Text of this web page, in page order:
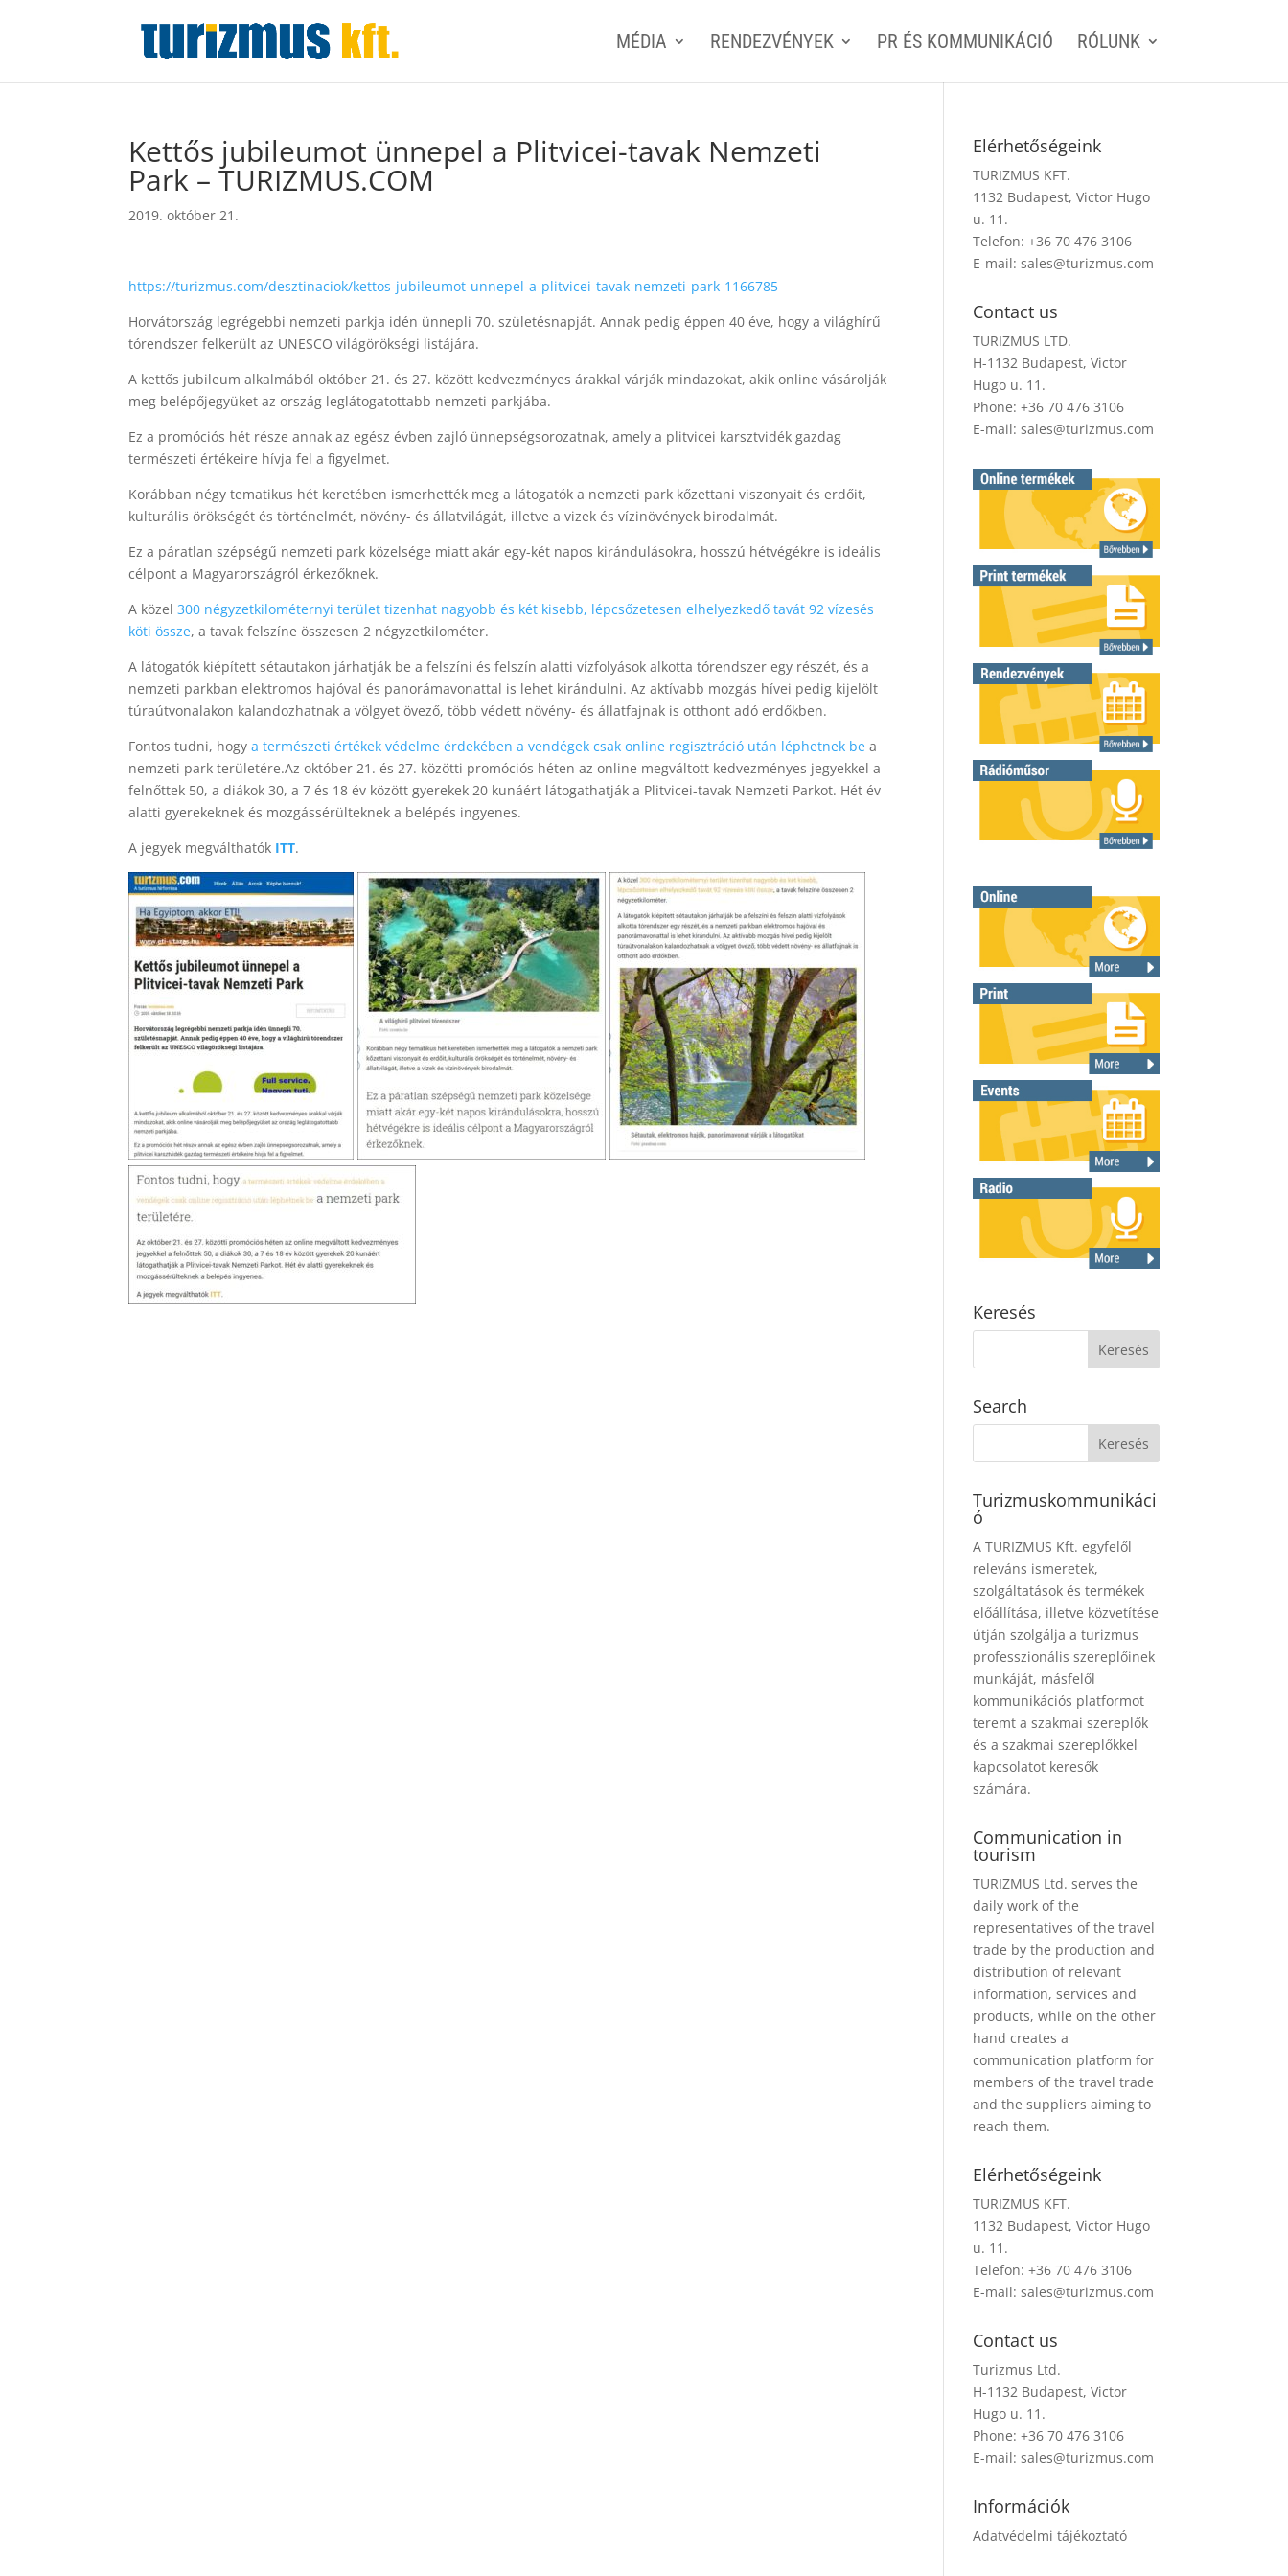
MÉDIA RENDEZVÉNYEK PR ÉS KOMMUNIKÁCIÓ RÓLUNK
Kettős jubileumot ünnepel a Plitvicei-tavak Nemzeti
Park – TURIZMUS.COM
2019. október 21.
https://turizmus.com/desztinaciok/kettos-jubileumot-unnepel-a-plitvicei-tavak-nemzeti-park-1166785
Horvátország legrégebbi nemzeti parkja idén ünnepli 70. születésnapját. Annak pedig éppen 40 éve, hogy a világhírű
tórendszer felkerült az UNESCO világörökségi listájára.
A kettős jubileum alkalmából október 21. és 27. között kedvezményes árakkal várják mindazokat, akik online vásárolják
meg belépőjegyüket az ország leglátogatottabb nemzeti parkjába.
Ez a promóciós hét része annak az egész évben zajló ünnepségsorozatnak, amely a plitvicei karsztvidék gazdag
természeti értékeire hívja fel a figyelmet.
Korábban négy tematikus hét keretében ismerhették meg a látogatók a nemzeti park kőzettani viszonyait és erdőit,
kulturális örökségét és történelmét, növény- és állatvilágát, illetve a vizek és vízinövények birodalmát.
Ez a páratlan szépségű nemzeti park közelsége miatt akár egy-két napos kirándulásokra, hosszú hétvégékre is ideális
célpont a Magyarországról érkezőknek.
A közel300 négyzetkilométernyi terület tizenhat nagyobb és két kisebb, lépcsőzetesen elhelyezkedő tavát 92 vízesés
köti össze, a tavak felszíne összesen 2 négyzetkilométer.
A látogatók kiépített sétautakon járhatják be a felszíni és felszín alatti vízfolyások alkotta tórendszer egy részét, és a
nemzeti parkban elektromos hajóval és panorámavonattal is lehet kirándulni. Az aktívabb mozgás hívei pedig kijelölt
túraútvonalakon kalandozhatnak a völgyet övező, több védett növény- és állatfajnak is otthont adó erdőkben.
Fontos tudni, hogya természeti értékek védelme érdekében a vendégek csak online regisztráció után léphetnek be a
nemzeti park területére.Az október 21. és 27. közötti promóciós héten az online megváltott kedvezményes jegyekkel a
felnőttek 50, a diákok 30, a 7 és 18 év között gyerekek 20 kunáért látogathatják a Plitvicei-tavak Nemzeti Parkot. Hét év
alatti gyerekeknek és mozgássérülteknek a belépés ingyenes.
A jegyek megválthatók ITT.
Elérhetőségeink
TURIZMUS KFT.
1132 Budapest, Victor Hugo
u. 11.
Telefon: +36 70 476 3106
E-mail:sales@turizmus.com
Contact us
TURIZMUS LTD.
H-1132 Budapest, Victor
Hugo u. 11.
Phone: +36 70 476 3106
E-mail:sales@turizmus.com
Keresés
Search
Turizmuskommunikáci
ó
A TURIZMUS Kft. egyfelől
releváns ismeretek,
szolgáltatások és termékek
előállítása, illetve közvetítése
útján szolgálja a turizmus
professzionális szereplőinek
munkáját, másfelől
kommunikációs platformot
teremt a szakmai szereplők
és a szakmai szereplőkkel
kapcsolatot keresők
számára.
Communication in
tourism
TURIZMUS Ltd. serves the
daily work of the
representatives of the travel
trade by the production and
distribution of relevant
information, services and
products, while on the other
hand creates a
communication platform for
members of the travel trade
and the suppliers aiming to
reach them.
Elérhetőségeink
TURIZMUS KFT.
1132 Budapest, Victor Hugo
u. 11.
Telefon: +36 70 476 3106
E-mail:sales@turizmus.com
Contact us
Turizmus Ltd.
H-1132 Budapest, Victor
Hugo u. 11.
Phone: +36 70 476 3106
E-mail:sales@turizmus.com
Információk
Adatvédelmi tájékoztató